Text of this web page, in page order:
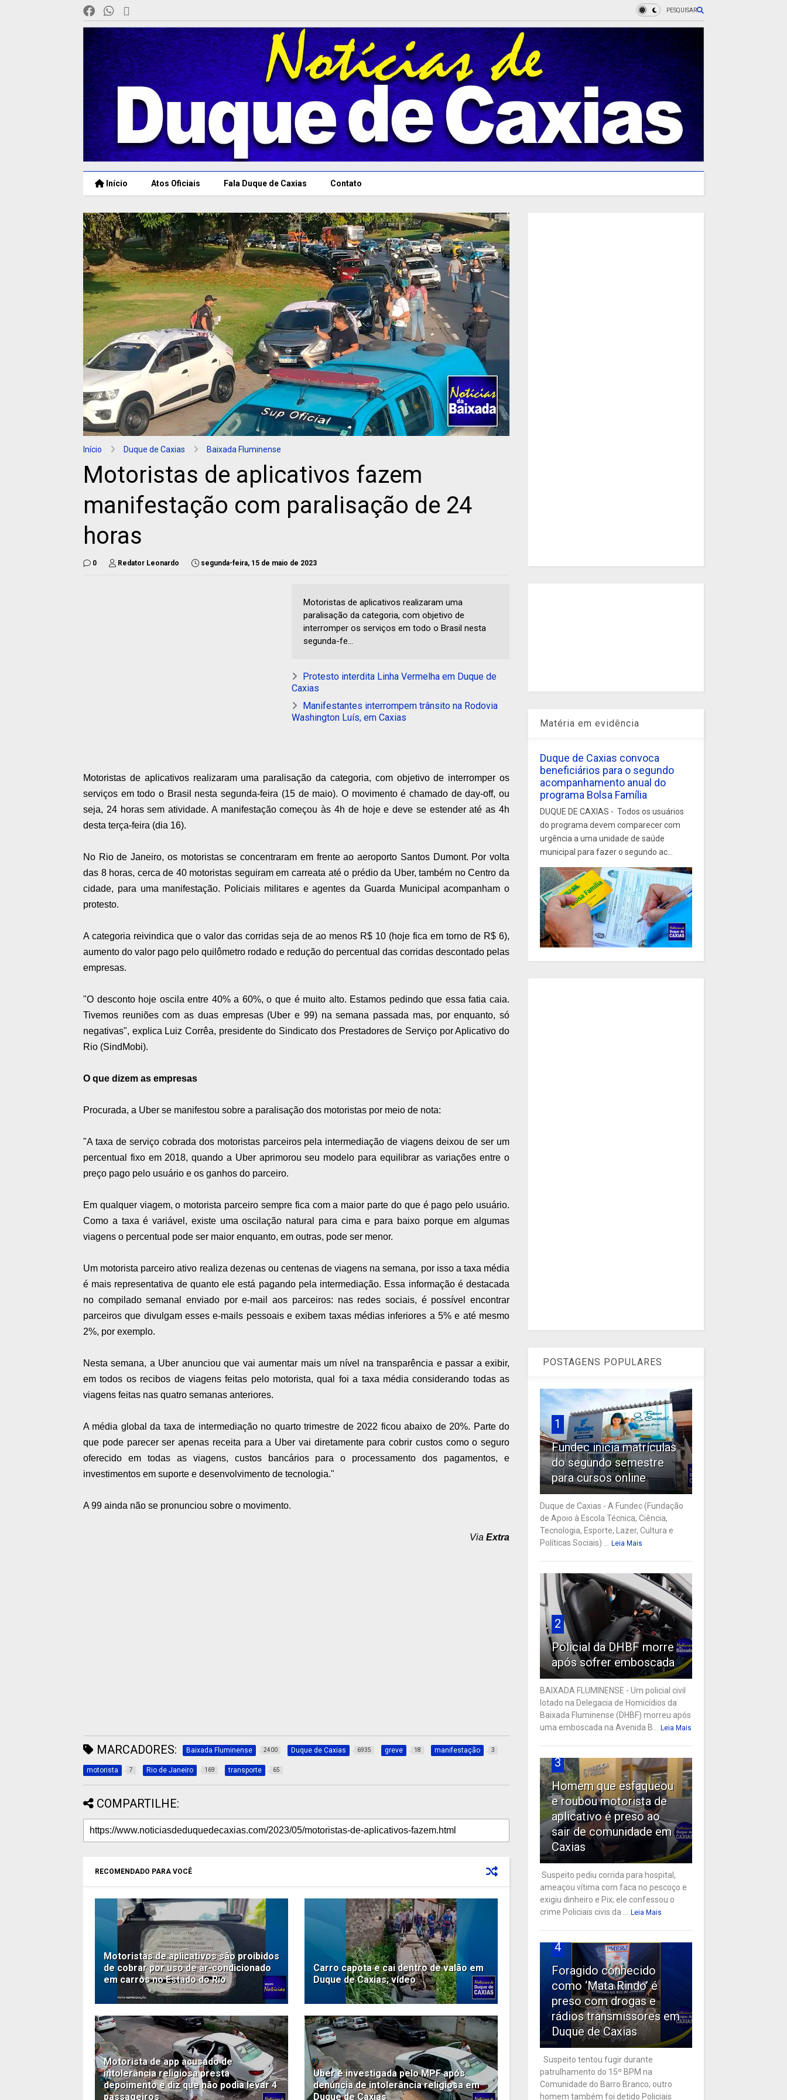
PESQUISAR
Início Atos Oficiais Fala Duque de Caxias Contato
Início Duque de Caxias Baixada Fluminense
Motoristas de aplicativos fazem
manifestação com paralisação de 24
horas
0 Redator Leonardo segunda-feira, 15 de maio de 2023
Motoristas de aplicativos realizaram uma
paralisação da categoria, com objetivo de
interromper os serviços em todo o Brasil nesta
segunda-fe...
Protesto interdita Linha Vermelha em Duque de
Caxias
Manifestantes interrompem trânsito na Rodovia
Washington Luís, em Caxias
Motoristas de aplicativos realizaram uma paralisação da categoria, com objetivo de interromper os
serviços em todo o Brasil nesta segunda-feira (15 de maio). O movimento é chamado de day-off, ou
seja, 24 horas sem atividade. A manifestação começou às 4h de hoje e deve se estender até as 4h
desta terça-feira (dia 16).
No Rio de Janeiro, os motoristas se concentraram em frente ao aeroporto Santos Dumont. Por volta
das 8 horas, cerca de 40 motoristas seguiram em carreata até o prédio da Uber, também no Centro da
cidade, para uma manifestação. Policiais militares e agentes da Guarda Municipal acompanham o
protesto.
A categoria reivindica que o valor das corridas seja de ao menos R$ 10 (hoje fica em torno de R$ 6),
aumento do valor pago pelo quilômetro rodado e redução do percentual das corridas descontado pelas
empresas.
"O desconto hoje oscila entre 40% a 60%, o que é muito alto. Estamos pedindo que essa fatia caia.
Tivemos reuniões com as duas empresas (Uber e 99) na semana passada mas, por enquanto, só
negativas", explica Luiz Corrêa, presidente do Sindicato dos Prestadores de Serviço por Aplicativo do
Rio (SindMobi).
O que dizem as empresas
Procurada, a Uber se manifestou sobre a paralisação dos motoristas por meio de nota:
"A taxa de serviço cobrada dos motoristas parceiros pela intermediação de viagens deixou de ser um
percentual fixo em 2018, quando a Uber aprimorou seu modelo para equilibrar as variações entre o
preço pago pelo usuário e os ganhos do parceiro.
Em qualquer viagem, o motorista parceiro sempre fica com a maior parte do que é pago pelo usuário.
Como a taxa é variável, existe uma oscilação natural para cima e para baixo porque em algumas
viagens o percentual pode ser maior enquanto, em outras, pode ser menor.
Um motorista parceiro ativo realiza dezenas ou centenas de viagens na semana, por isso a taxa média
é mais representativa de quanto ele está pagando pela intermediação. Essa informação é destacada
no compilado semanal enviado por e-mail aos parceiros: nas redes sociais, é possível encontrar
parceiros que divulgam esses e-mails pessoais e exibem taxas médias inferiores a 5% e até mesmo
2%, por exemplo.
Nesta semana, a Uber anunciou que vai aumentar mais um nível na transparência e passar a exibir,
em todos os recibos de viagens feitas pelo motorista, qual foi a taxa média considerando todas as
viagens feitas nas quatro semanas anteriores.
A média global da taxa de intermediação no quarto trimestre de 2022 ficou abaixo de 20%. Parte do
que pode parecer ser apenas receita para a Uber vai diretamente para cobrir custos como o seguro
oferecido em todas as viagens, custos bancários para o processamento dos pagamentos, e
investimentos em suporte e desenvolvimento de tecnologia."
A 99 ainda não se pronunciou sobre o movimento.
Via Extra
MARCADORES: Baixada Fluminense 2400 Duque de Caxias 6935 greve 18 manifestação 3
motorista 7 Rio de Janeiro 169 transporte 65
COMPARTILHE:
RECOMENDADO PARA VOCÊ
Motoristas de aplicativos são proibidos
de cobrar por uso de ar-condicionado
em carros no Estado do Rio
Carro capota e cai dentro de valão em
Duque de Caxias; vídeo
Motorista de app acusado de
intolerância religiosa presta
depoimento e diz que não podia levar 4
passageiros
Uber é investigada pelo MPF após
denúncia de intolerância religiosa em
Duque de Caxias
Matéria em evidência
Duque de Caxias convoca
beneficiários para o segundo
acompanhamento anual do
programa Bolsa Família
DUQUE DE CAXIAS - Todos os usuários
do programa devem comparecer com
urgência a uma unidade de saúde
municipal para fazer o segundo ac...
POSTAGENS POPULARES
1
Fundec inicia matrículas
do segundo semestre
para cursos online
Duque de Caxias - A Fundec (Fundação
de Apoio à Escola Técnica, Ciência,
Tecnologia, Esporte, Lazer, Cultura e
Políticas Sociais) ...
Leia Mais
2
Policial da DHBF morre
após sofrer emboscada
BAIXADA FLUMINENSE - Um policial civil
lotado na Delegacia de Homicídios da
Baixada Fluminense (DHBF) morreu após
uma emboscada na Avenida B...
Leia Mais
3
Homem que esfaqueou
e roubou motorista de
aplicativo é preso ao
sair de comunidade em
Caxias
Suspeito pediu corrida para hospital,
ameaçou vítima com faca no pescoço e
exigiu dinheiro e Pix; ele confessou o
crime Policiais civis da ...
Leia Mais
4
Foragido conhecido
como ‘Mata Rindo’ é
preso com drogas e
rádios transmissores em
Duque de Caxias
Suspeito tentou fugir durante
patrulhamento do 15º BPM na
Comunidade do Barro Branco; outro
homem também foi detido Policiais